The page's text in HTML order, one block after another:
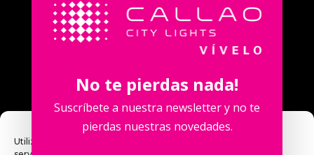
Utilizamos cookies para optimizar nuestro sitio web y nuestro
Comunicación
Callao City Arts
Contacta con nosotros
No te pierdas nada!
Suscríbete a nuestra newsletter y no te
pierdas nuestras novedades.